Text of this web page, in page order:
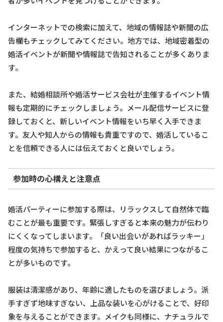
インターネットでの検索に加えて、地域の情報誌や新聞の広
告欄もチェックしてみてください。地方では、地域密着型の
婚活イベントが新聞や情報誌で告知されることが多くありま
す。
また、結婚相談所や婚活サービス会社が主催するイベント情
報も定期的にチェックしましょう。メール配信サービスに登
録しておくと、新しいイベント情報をいち早く入手できま
す。友人や知人からの情報も貴重ですので、婚活しているこ
とを信頼できる人には伝えておくと良いでしょう。
参加時の心構えと注意点
婚活パーティーに参加する際は、リラックスして自然体で臨
むことが最も重要です。緊張しすぎると本来の魅力が伝わり
にくくなってしまいます。「良い出会いがあればラッキー」
程度の気持ちで参加すると、かえって良い結果につながるこ
とが多いものです。
服装は清潔感があり、年齢に適したものを選びましょう。派
手すぎず地味すぎない、上品な装いを心がけることで、好印
象を与えることができます。メイクも同様に、ナチュラルで